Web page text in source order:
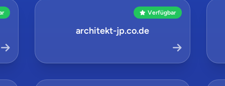
Verfügbar
architekt-jp.co.de